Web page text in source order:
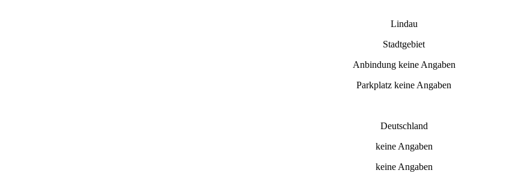
Lindau
Stadtgebiet
Anbindung keine Angaben
Parkplatz keine Angaben
Deutschland
keine Angaben
keine Angaben